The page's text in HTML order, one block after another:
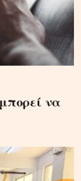
να